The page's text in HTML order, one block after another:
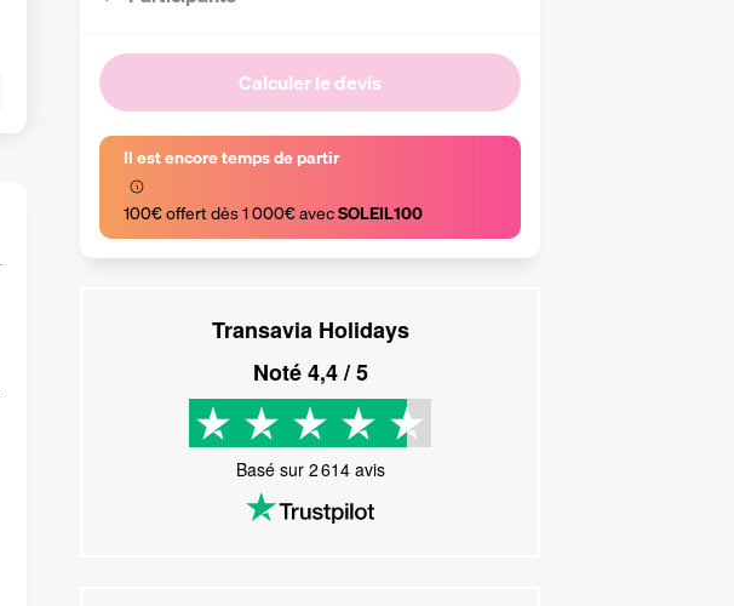
Calculer le devis
Il est encore temps de partir
100€ offert dès 1 000€ avec SOLEIL100
Transavia Holidays
Noté4,4/ 5
Basé sur 2 614avis